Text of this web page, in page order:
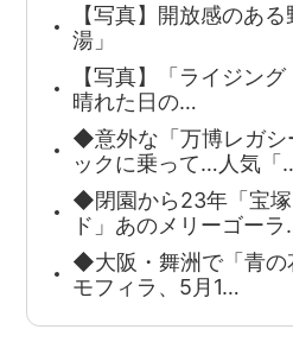
【写真】開放感のあ
湯」
【写真】「ライジン
晴れた日の…
◆意外な「万博レガシ
ックに乗って…人気「
◆閉園から23年「宝
ド」あのメリーゴー
◆大阪・舞洲で「青の
モフィラ、5月1…